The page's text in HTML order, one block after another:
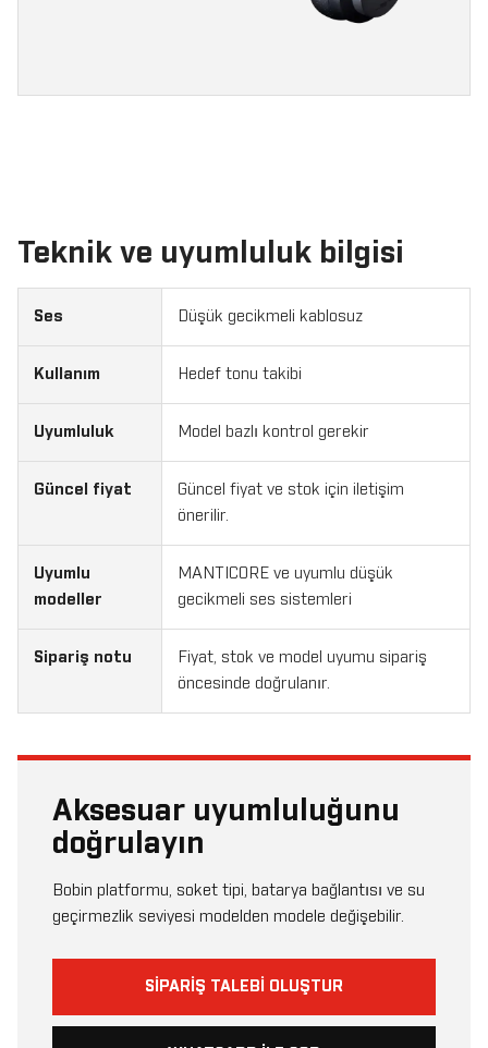
Teknik ve uyumluluk bilgisi
Ses Düşük gecikmeli kablosuz
Kullanım Hedef tonu takibi
Uyumluluk Model bazlı kontrol gerekir
Güncel fiyat
Güncel fiyat ve stok için iletişim
önerilir.
Uyumlu
modeller
MANTICORE ve uyumlu düşük
gecikmeli ses sistemleri
Sipariş notu
Fiyat, stok ve model uyumu sipariş
öncesinde doğrulanır.
Aksesuar uyumluluğunu
doğrulayın
Bobin platformu, soket tipi, batarya bağlantısı ve su
geçirmezlik seviyesi modelden modele değişebilir.
SIPARIŞ TALEBI OLUŞTUR